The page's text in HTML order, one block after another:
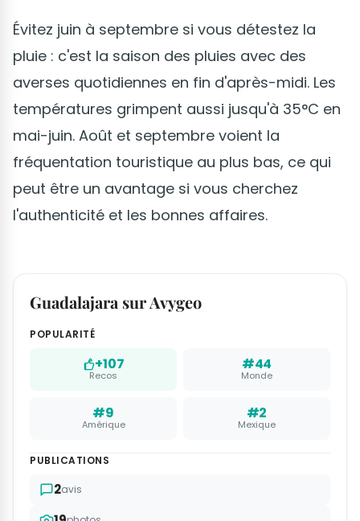
Évitez juin à septembre si vous détestez la
pluie : c'est la saison des pluies avec des
averses quotidiennes en fin d'après-midi. Les
températures grimpent aussi jusqu'à 35°C en
mai-juin. Août et septembre voient la
fréquentation touristique au plus bas, ce qui
peut être un avantage si vous cherchez
l'authenticité et les bonnes affaires.
Guadalajara sur Avygeo
POPULARITÉ
+107
Recos
#44
Monde
#9
Amérique
#2
Mexique
PUBLICATIONS
2avis